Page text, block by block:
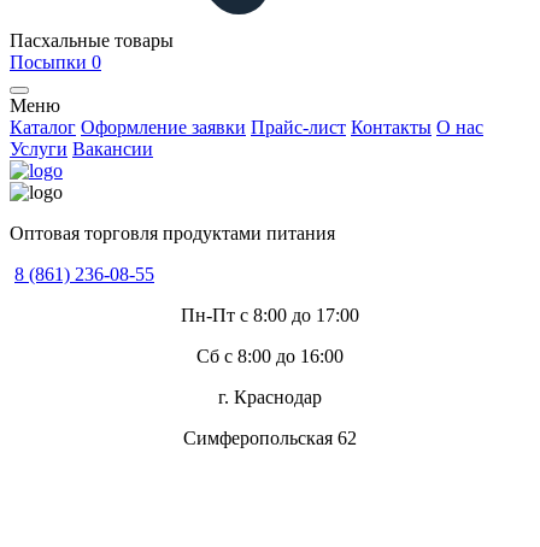
Пасхальные товары
Посыпки 0
Меню
Каталог Оформление заявки Прайс-лист Контакты О нас
Услуги Вакансии
Оптовая торговля продуктами питания
8 (861) 236-08-55
Пн-Пт с 8:00 до 17:00
Сб с 8:00 до 16:00
г. Краснодар
Симферопольская 62